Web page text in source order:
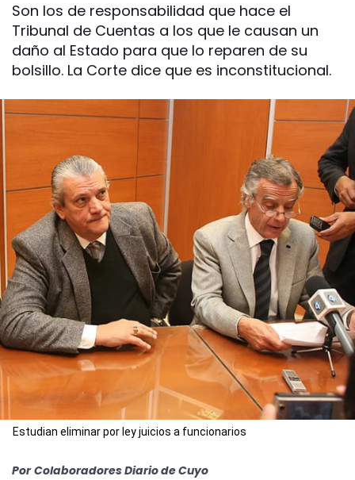
Son los de responsabilidad que hace el
Tribunal de Cuentas a los que le causan un
daño al Estado para que lo reparen de su
bolsillo. La Corte dice que es inconstitucional.
Estudian eliminar por ley juicios a funcionarios
Por Colaboradores Diario de Cuyo